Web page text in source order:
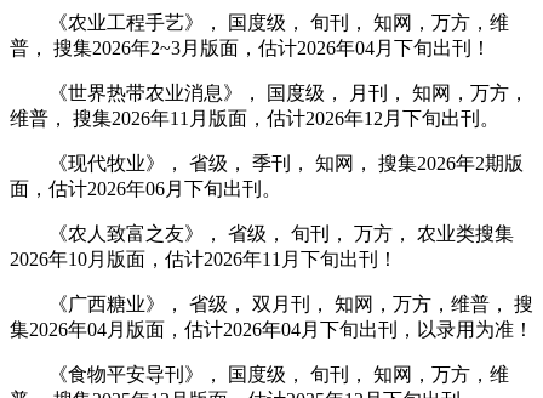
《农业工程手艺》， 国度级， 旬刊， 知网，万方，维
普， 搜集2026年2~3月版面，估计2026年04月下旬出刊！
《世界热带农业消息》， 国度级， 月刊， 知网，万方，
维普， 搜集2026年11月版面，估计2026年12月下旬出刊。
《现代牧业》， 省级， 季刊， 知网， 搜集2026年2期版
面，估计2026年06月下旬出刊。
《农人致富之友》， 省级， 旬刊， 万方， 农业类搜集
2026年10月版面，估计2026年11月下旬出刊！
《广西糖业》， 省级， 双月刊， 知网，万方，维普， 搜
集2026年04月版面，估计2026年04月下旬出刊，以录用为准！
《食物平安导刊》， 国度级， 旬刊， 知网，万方，维